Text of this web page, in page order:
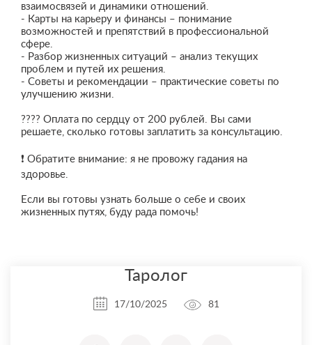
взаимосвязей и динамики отношений.
- Карты на карьеру и финансы – понимание
возможностей и препятствий в профессиональной
сфере.
- Разбор жизненных ситуаций – анализ текущих
проблем и путей их решения.
- Советы и рекомендации – практические советы по
улучшению жизни.
???? Оплата по сердцу от 200 рублей. Вы сами
решаете, сколько готовы заплатить за консультацию.
❗️ Обратите внимание: я не провожу гадания на
здоровье.
Если вы готовы узнать больше о себе и своих
жизненных путях, буду рада помочь!
Таролог
17/10/2025 81